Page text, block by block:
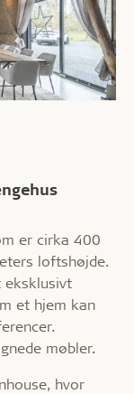
er cirka 400
loftshøjde.
eksklusivt
et hjem kan
møbler.
hvor